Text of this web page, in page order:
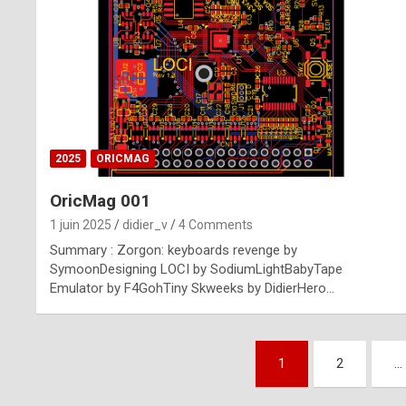
2025 ORICMAG
OricMag 001
1 juin 2025 didier_v 4 Comments
Summary : Zorgon: keyboards revenge by
SymoonDesigning LOCI by SodiumLightBabyTape
Emulator by F4GohTiny Skweeks by DidierHero…
1 2 …